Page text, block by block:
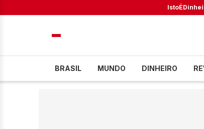
IstoÉ
BRASIL MUNDO DINHEIRO